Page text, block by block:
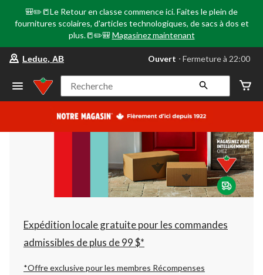
🎒✏️📒Le Retour en classe commence ici. Faites le plein de
fournitures scolaires, d'articles technologiques, de sacs à dos et
plus.📒✏️🎒 Magasinez maintenant
votre
préféré
Leduc,
AB,
courament
Fermeture
à
22:00
cliquer
pour
changer
Leduc, AB Ouvert ⋅ Fermeture à 22:00
Recherche
Expédition locale gratuite pour les commandes
admissibles de plus de 99 $*
*Offre exclusive pour les membres Récompenses